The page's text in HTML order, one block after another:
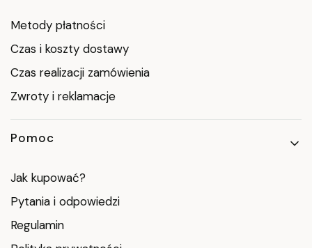
Metody płatności
Czas i koszty dostawy
Czas realizacji zamówienia
Zwroty i reklamacje
Pomoc
Jak kupować?
Pytania i odpowiedzi
Regulamin